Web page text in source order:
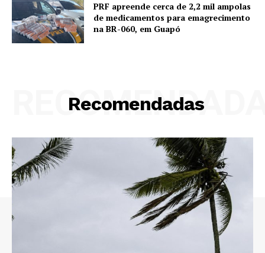
PRF apreende cerca de 2,2 mil ampolas
de medicamentos para emagrecimento
na BR-060, em Guapó
Recomendadas